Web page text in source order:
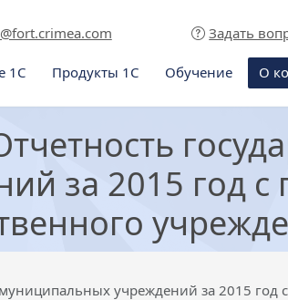
Задать
1С Продукты 1С Обучение О
за 2015 год
учреждений за 2015 год